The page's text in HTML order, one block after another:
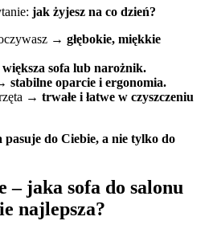
jak żyjesz na co dzień?
→ głębokie, miękkie
większa sofa lub narożnik.
stabilne oparcie i ergonomia.
→ trwałe i łatwe w czyszczeniu
do Ciebie, a nie tylko do
– jaka sofa do salonu
najlepsza?